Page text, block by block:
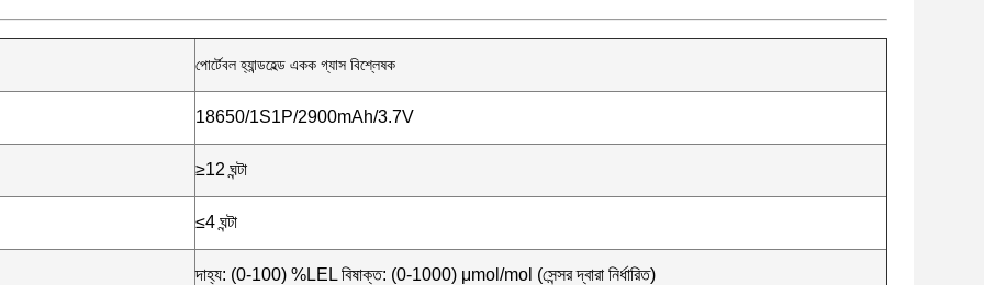
পোর্টেবল হ্যান্ডহেল্ড একক গ্যাস বিশ্লেষক
18650/1S1P/2900mAh/3.7V
≥12 ঘন্টা
≤4 ঘন্টা
দাহ্য: (0-100) %LEL বিষাক্ত: (0-1000) μmol/mol (সেন্সর দ্বারা নির্ধারিত)